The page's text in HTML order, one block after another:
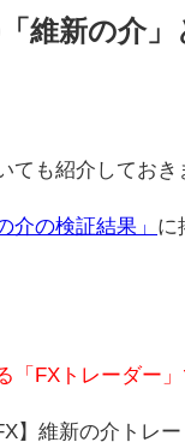
維新の介」
ても紹介しておき
介の検証結果」 に
FXトレーダー」
】維新の介トレ